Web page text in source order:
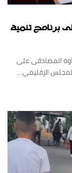
برنامج تنمية
المصادقى على